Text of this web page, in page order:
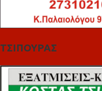
ΤΣΙΠΟΥΡΑΣ